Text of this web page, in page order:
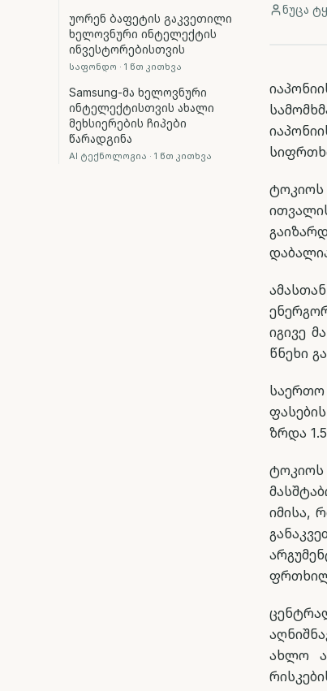
უორენ ბაფეტის გაკვეთილი
ხელოვნური ინტელექტის
ინვესტორებისთვის
საფონდო · 1 წთ კითხვა
Samsung-მა ხელოვნური
ინტელექტისთვის ახალი
მეხსიერების ჩიპები
წარადგინა
AI ტექნოლოგია · 1 წთ კითხვა
ნუცა
იგივე
წნეხი
ზრდა
იმისა,
ახლო